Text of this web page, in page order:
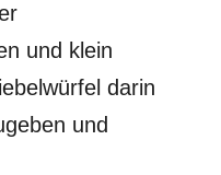
und klein
darin
und